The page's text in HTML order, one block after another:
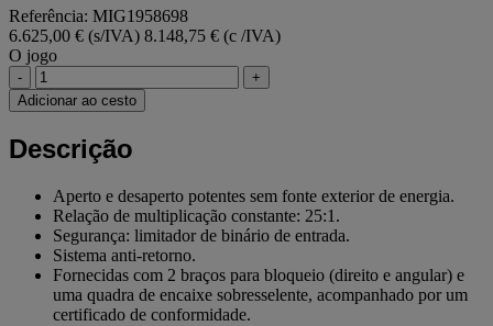
Referência: MIG1958698
6.625,00 € (s/IVA) 8.148,75 € (c /IVA)
O jogo
-
+
Adicionar ao cesto
Descrição
Aperto e desaperto potentes sem fonte exterior de energia.
Relação de multiplicação constante: 25:1.
Segurança: limitador de binário de entrada.
Sistema anti-retorno.
Fornecidas com 2 braços para bloqueio (direito e angular) e
uma quadra de encaixe sobresselente, acompanhado por um
certificado de conformidade.